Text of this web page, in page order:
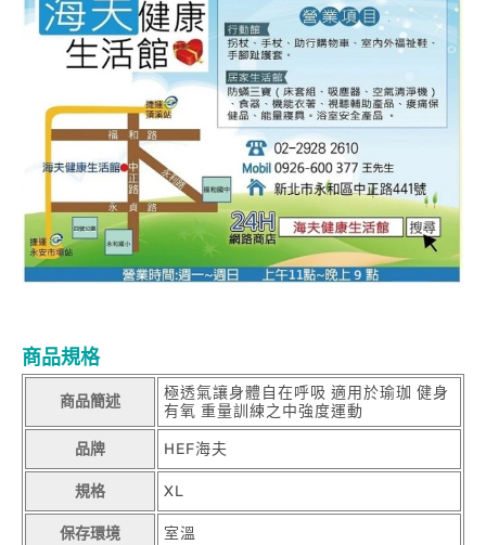
商品規格
商品簡述
極透氣讓身體自在呼吸 適用於瑜珈 健身
有氧 重量訓練之中強度運動
品牌 HEF海夫
規格 XL
保存環境 室溫